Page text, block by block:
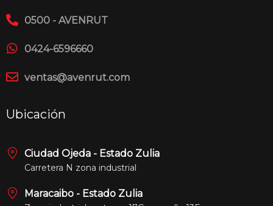
0500 - AVENRUT
0424-6596660
ventas@avenrut.com
Ubicación
Ciudad Ojeda - Estado Zulia
Carretera N zona industrial
Maracaibo - Estado Zulia